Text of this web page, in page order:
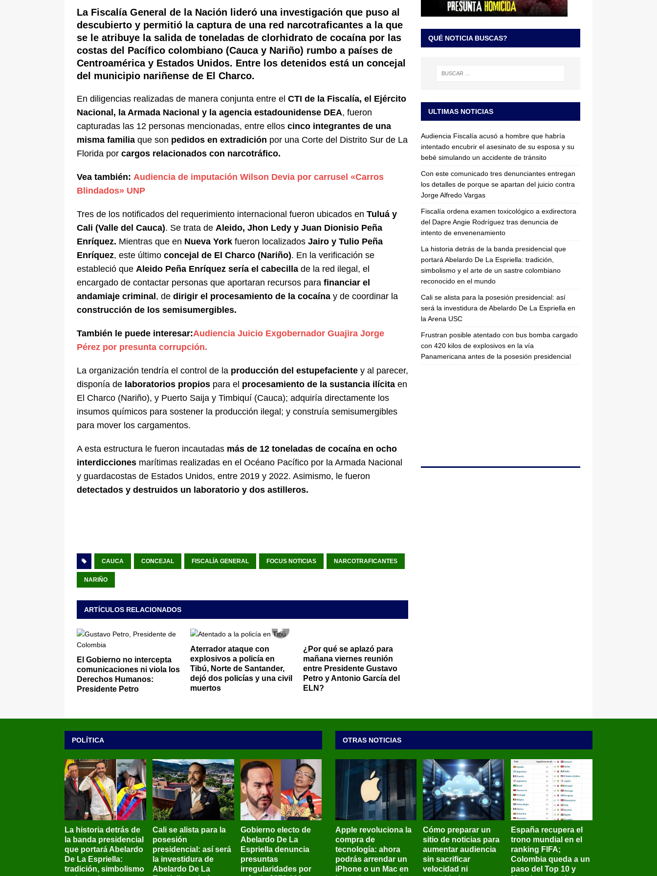
ÚLTIMO
[ 5 de agosto de 2026 ] Cali se alista para la posesión presidencial: así será la investidura de Abelardo
De La Espriella en la Arena USC LO ÚLTIMO
La Fiscalía General de la Nación lideró una investigación que puso al
descubierto y permitió la captura de una red narcotraficantes a la que
se le atribuye la salida de toneladas de clorhidrato de cocaína por las
costas del Pacífico colombiano (Cauca y Nariño) rumbo a países de
Centroamérica y Estados Unidos. Entre los detenidos está un concejal
del municipio nariñense de El Charco.
En diligencias realizadas de manera conjunta entre el CTI de la Fiscalía, el Ejército
Nacional, la Armada Nacional y la agencia estadounidense DEA, fueron
capturadas las 12 personas mencionadas, entre ellos cinco integrantes de una
misma familia que son pedidos en extradición por una Corte del Distrito Sur de La
Florida por cargos relacionados con narcotráfico.
Vea también: Audiencia de imputación Wilson Devia por carrusel «Carros
Blindados» UNP
Tres de los notificados del requerimiento internacional fueron ubicados en Tuluá y
Cali (Valle del Cauca). Se trata de Aleido, Jhon Ledy y Juan Dionisio Peña
Enríquez. Mientras que en Nueva York fueron localizados Jairo y Tulio Peña
Enríquez, este último concejal de El Charco (Nariño). En la verificación se
estableció que Aleido Peña Enríquez sería el cabecilla de la red ilegal, el
encargado de contactar personas que aportaran recursos para financiar el
andamiaje criminal , de dirigir el procesamiento de la cocaína y de coordinar la
construcción de los semisumergibles.
También le puede interesar:Audiencia Juicio Exgobernador Guajira Jorge
Pérez por presunta corrupción.
La organización tendría el control de la producción del estupefaciente y al parecer,
disponía de laboratorios propios para el procesamiento de la sustancia ilícita en
El Charco (Nariño), y Puerto Saija y Timbiquí (Cauca); adquiría directamente los
insumos químicos para sostener la producción ilegal; y construía semisumergibles
para mover los cargamentos.
A esta estructura le fueron incautadas más de 12 toneladas de cocaína en ocho
interdicciones marítimas realizadas en el Océano Pacífico por la Armada Nacional
y guardacostas de Estados Unidos, entre 2019 y 2022. Asimismo, le fueron
detectados y destruidos un laboratorio y dos astilleros.
CAUCA CONCEJAL FISCALÍA GENERAL FOCUS NOTICIAS NARCOTRAFICANTES
NARIÑO
ARTÍCULOS RELACIONADOS
El Gobierno no intercepta
comunicaciones ni viola los
Derechos Humanos:
Presidente Petro
Aterrador ataque con
explosivos a policía en
Tibú, Norte de Santander,
dejó dos policías y una civil
muertos
¿Por qué se aplazó para
mañana viernes reunión
entre Presidente Gustavo
Petro y Antonio García del
ELN?
QUÉ NOTICIA BUSCAS?
ULTIMAS NOTICIAS
Audiencia Fiscalía acusó a hombre que habría
intentado encubrir el asesinato de su esposa y su
bebé simulando un accidente de tránsito
Con este comunicado tres denunciantes entregan
los detalles de porque se apartan del juicio contra
Jorge Alfredo Vargas
Fiscalía ordena examen toxicológico a exdirectora
del Dapre Angie Rodríguez tras denuncia de
intento de envenenamiento
La historia detrás de la banda presidencial que
portará Abelardo De La Espriella: tradición,
simbolismo y el arte de un sastre colombiano
reconocido en el mundo
Cali se alista para la posesión presidencial: así
será la investidura de Abelardo De La Espriella en
la Arena USC
Frustran posible atentado con bus bomba cargado
con 420 kilos de explosivos en la vía
Panamericana antes de la posesión presidencial
POLÍTICA
La historia detrás de
la banda presidencial
que portará Abelardo
De La Espriella:
tradición, simbolismo
Cali se alista para la
posesión
presidencial: así será
la investidura de
Abelardo De La
Gobierno electo de
Abelardo De La
Espriella denuncia
presuntas
irregularidades por
OTRAS NOTICIAS
Apple revoluciona la
compra de
tecnología: ahora
podrás arrendar un
iPhone o un Mac en
Cómo preparar un
sitio de noticias para
aumentar audiencia
sin sacrificar
velocidad ni
España recupera el
trono mundial en el
ranking FIFA;
Colombia queda a un
paso del Top 10 y